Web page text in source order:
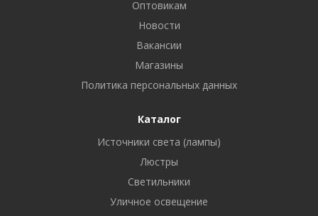
Оптовикам
Новости
Вакансии
Магазины
Политика персональных данных
Каталог
Источники света (лампы)
Люстры
Светильники
Уличное освещение